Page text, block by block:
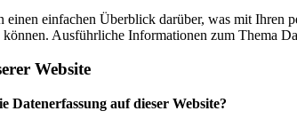
einfachen Überblick darüber, was mit Ihren
Ausführliche Informationen zum Thema
Website
auf dieser Website?